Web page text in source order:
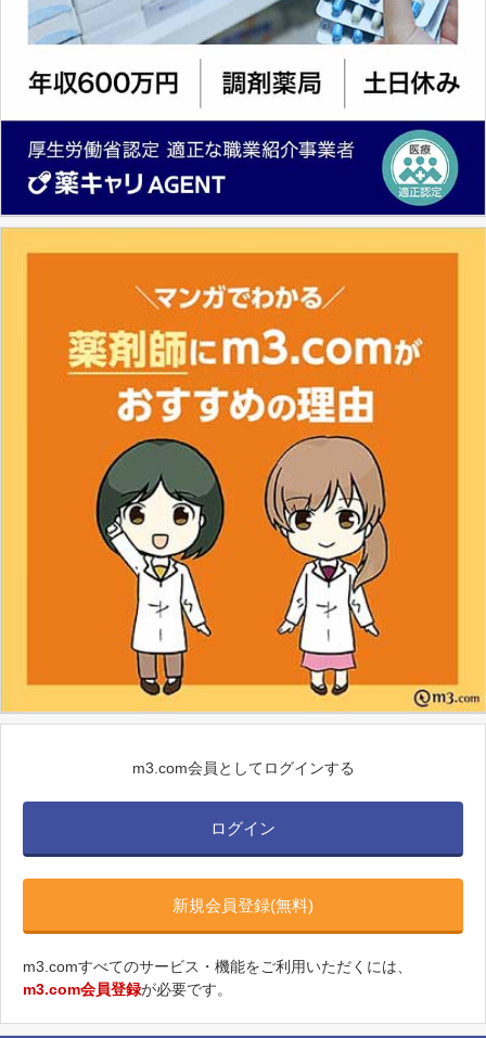
m3.com会員としてログインする
ログイン
新規会員登録(無料)
m3.comすべてのサービス・機能をご利用いただくには、
m3.com会員登録が必要です。